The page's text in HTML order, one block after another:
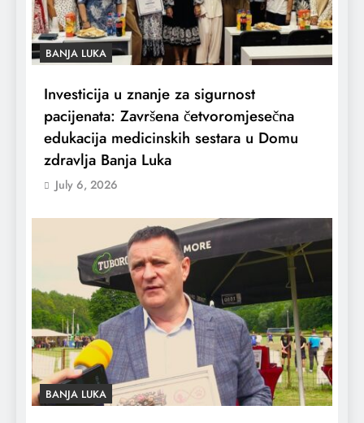
BANJA LUKA
Investicija u znanje za sigurnost
pacijenata: Završena četvoromjesečna
edukacija medicinskih sestara u Domu
zdravlja Banja Luka
July 6, 2026
BANJA LUKA